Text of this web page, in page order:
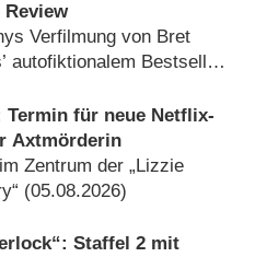
Verfilmung von Bret
autofiktionalem Bestseller
1980er-Jahre schillert
(05.08.2026)
Termin für neue Netflix-
Axtmörderin
Zentrum der „Lizzie
(05.08.2026)
Staffel 2 mit